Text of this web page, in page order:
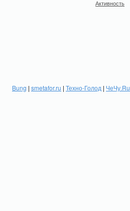
Активность
Bung | smetafor.ru | Техно-Голод | ЧеЧу.Ru